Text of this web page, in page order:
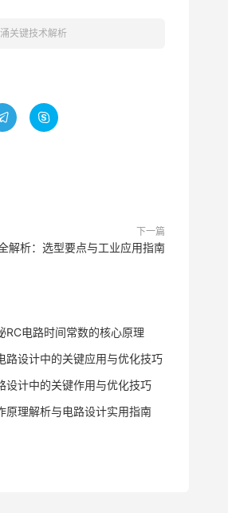
关键技术解析

下一篇
解析：选型要点与工业应用指南
RC电路时间常数的核心原理
路设计中的关键应用与优化技巧
设计中的关键作用与优化技巧
原理解析与电路设计实用指南